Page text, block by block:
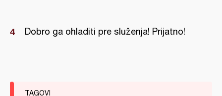
Dobro ga ohladiti pre služenja! Prijatno!
TAGOVI